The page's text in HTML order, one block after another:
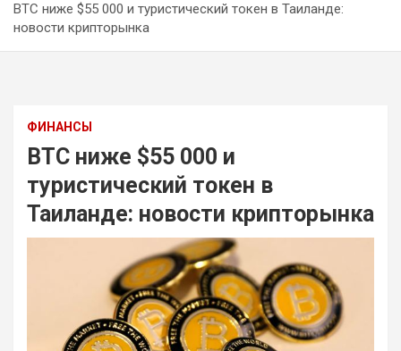
BTC ниже $55 000 и туристический токен в Таиланде:
новости крипторынка
ФИНАНСЫ
BTC ниже $55 000 и
туристический токен в
Таиланде: новости крипторынка